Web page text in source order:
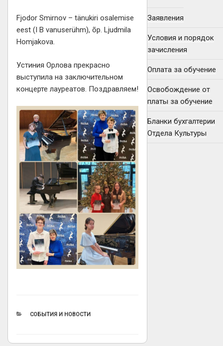
Fjodor Smirnov – tänukiri osalemise
eest (I B vanuserühm), õp. Ljudmila
Homjakova.
Устиния Орлова прекрасно
выступила на заключительном
концерте лауреатов. Поздравляем!
РУБРИКИ
СОБЫТИЯ И НОВОСТИ
Заявления
Условия и порядок
зачисления
Оплата за обучение
Освобождение от
платы за обучение
Бланки бухгалтерии
Отдела Культуры